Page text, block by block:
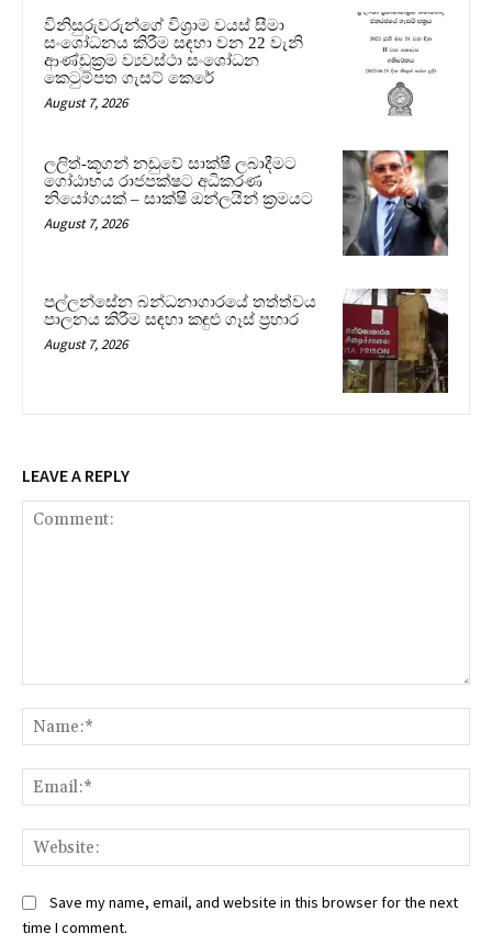
විනිසුරුවරුන්ගේ විශ්‍රාම වයස් සීමා
සංශෝධනය කිරීම සඳහා වන 22 වැනි
ආණ්ඩුක්‍රම ව්‍යවස්ථා සංශෝධන
කෙටුම්පත ගැසට් කෙරේ
August 7, 2026
ලලිත්-කූගන් නඩුවේ සාක්ෂි ලබාදීමට
ගෝඨාභය රාජපක්ෂට අධිකරණ
නියෝගයක් – සාක්ෂි ඔන්ලයින් ක්‍රමයට
August 7, 2026
පල්ලන්සේන බන්ධනාගාරයේ තත්ත්වය
පාලනය කිරීම සඳහා කඳුළු ගෑස් ප්‍රහාර
August 7, 2026
LEAVE A REPLY
Save my name, email, and website in this browser for the next
time I comment.